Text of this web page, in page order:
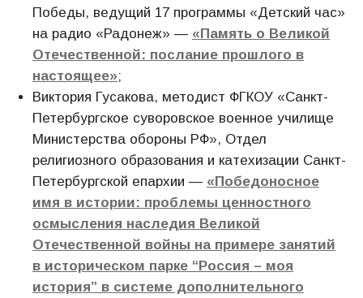
Победы, ведущий 17 программы «Детский час»
на радио «Радонеж» — «Память о Великой
Отечественной: послание прошлого в
настоящее»;
Виктория Гусакова, методист ФГКОУ «Санкт-
Петербургское суворовское военное училище
Министерства обороны РФ», Отдел
религиозного образования и катехизации Санкт-
Петербургской епархии — «Победоносное
имя в истории: проблемы ценностного
осмысления наследия Великой
Отечественной войны на примере занятий
в историческом парке “Россия – моя
история” в системе дополнительного